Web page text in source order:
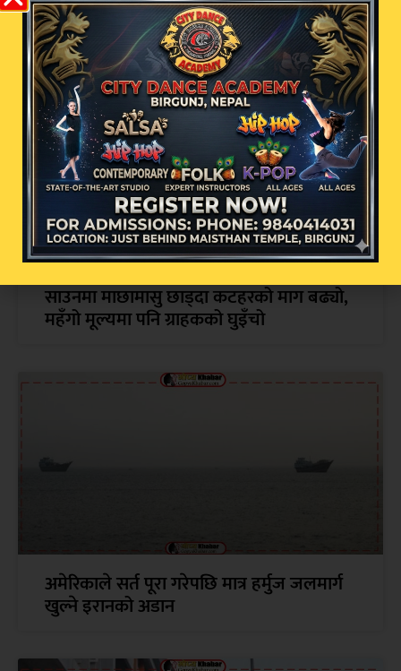
सम्बन्धित खबर
साउनमा माछामासु छाड्दा कटहरको माग बढ्यो,
महँगो मूल्यमा पनि ग्राहकको घुइँचो
अमेरिकाले सर्त पूरा गरेपछि मात्र हर्मुज जलमार्ग
खुल्ने इरानको अडान